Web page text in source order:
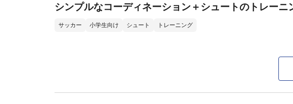
シンプルなコーディネーション＋シュートのトレーニ
サッカー 小学生向け シュート トレーニング